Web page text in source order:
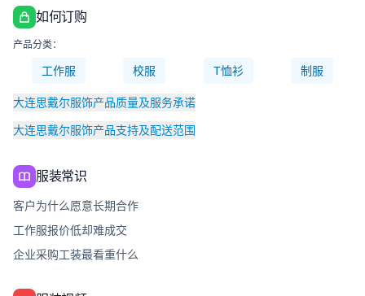
如何订购
产品分类：
工作服 校服 T恤衫 制服
大连思戴尔服饰产品质量及服务承诺
大连思戴尔服饰产品支持及配送范围
服装常识
客户为什么愿意长期合作
工作服报价低却难成交
企业采购工装最看重什么